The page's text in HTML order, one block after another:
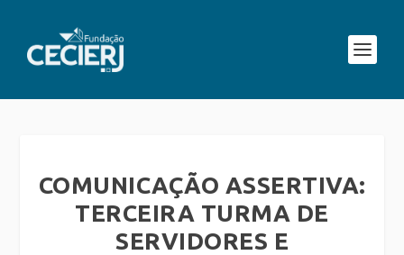
COMUNICAÇÃO ASSERTIVA:
TERCEIRA TURMA DE
SERVIDORES E